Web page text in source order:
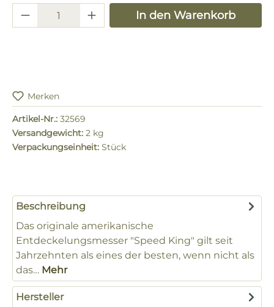
Produkt Anzahl: Gib denIn den Warenkorb
Merken
Artikel-Nr.: 32569
Versandgewicht: 2 kg
Verpackungseinheit: Stück
Beschreibung
Das originale amerikanische
Entdeckelungsmesser "Speed King" gilt seit
Jahrzehnten als eines der besten, wenn nicht als
das… Mehr
Hersteller